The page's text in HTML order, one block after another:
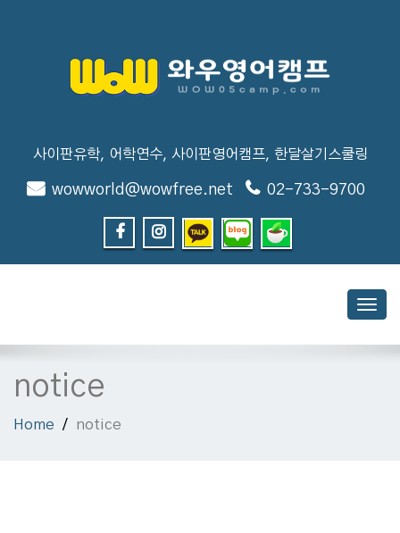
사이판유학, 어학연수, 사이판영어캠프, 한달살기스쿨링
wowworld@wowfree.net 02-733-9700
notice
Home notice